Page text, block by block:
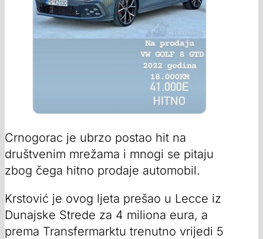
Crnogorac je ubrzo postao hit na
društvenim mrežama i mnogi se pitaju
zbog čega hitno prodaje automobil.
Krstović je ovog ljeta prešao u Lecce iz
Dunajske Strede za 4 miliona eura, a
prema Transfermarktu trenutno vrijedi 5